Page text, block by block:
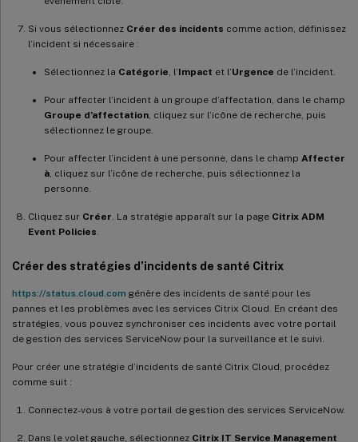
Si vous sélectionnez Créer des incidents comme action, définissez
l’incident si nécessaire :
Sélectionnez la Catégorie, l’Impact et l’Urgence de l’incident.
Pour affecter l’incident à un groupe d’affectation, dans le champ
Groupe d’affectation, cliquez sur l’icône de recherche, puis
sélectionnez le groupe.
Pour affecter l’incident à une personne, dans le champ Affecter
à, cliquez sur l’icône de recherche, puis sélectionnez la
personne.
Cliquez sur Créer. La stratégie apparaît sur la page Citrix ADM
Event Policies.
Créer des stratégies d’incidents de santé Citrix
https://status.cloud.com génère des incidents de santé pour les
pannes et les problèmes avec les services Citrix Cloud. En créant des
stratégies, vous pouvez synchroniser ces incidents avec votre portail
de gestion des services ServiceNow pour la surveillance et le suivi.
Pour créer une stratégie d’incidents de santé Citrix Cloud, procédez
comme suit :
Connectez-vous à votre portail de gestion des services ServiceNow.
Dans le volet gauche, sélectionnez Citrix IT Service Management